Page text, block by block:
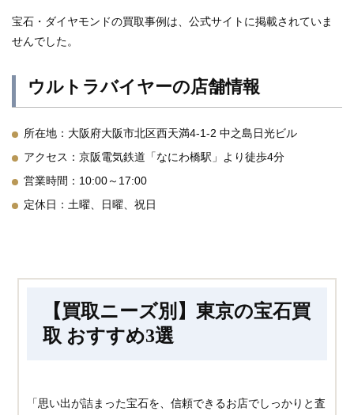
宝石・ダイヤモンドの買取事例は、公式サイトに掲載されていま
せんでした。
ウルトラバイヤーの店舗情報
所在地：大阪府大阪市北区西天満4-1-2 中之島日光ビル
アクセス：京阪電気鉄道「なにわ橋駅」より徒歩4分
営業時間：10:00～17:00
定休日：土曜、日曜、祝日
【買取ニーズ別】東京の宝石買
取 おすすめ3選
「思い出が詰まった宝石を、信頼できるお店でしっかりと査